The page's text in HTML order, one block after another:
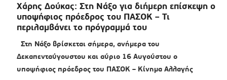
Χάρης Δούκας: Στη Νάξο για διήμερη επίσκεψη ο
υποψήφιος πρόεδρος του ΠΑΣΟΚ – Τι
περιλαμβάνει το πρόγραμμά του
Στη Νάξο βρίσκεται σήμερα, ανήμερα του
Δεκαπενταύγουστου και αύριο 16 Αυγούστου ο
υποψήφιος πρόεδρος του ΠΑΣΟΚ – Κίνημα Αλλαγής